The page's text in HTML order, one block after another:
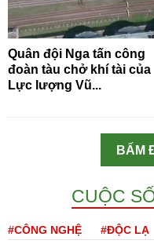
Quân đội Nga tấn công
đoàn tàu chở khí tài của
Lực lượng Vũ...
BẤM
CUỘC
#CÔNG NGHỆ #ĐỘC LẠ